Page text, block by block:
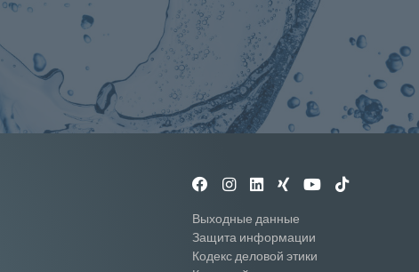
Выходные данные
Защита информации
Кодекс деловой этики